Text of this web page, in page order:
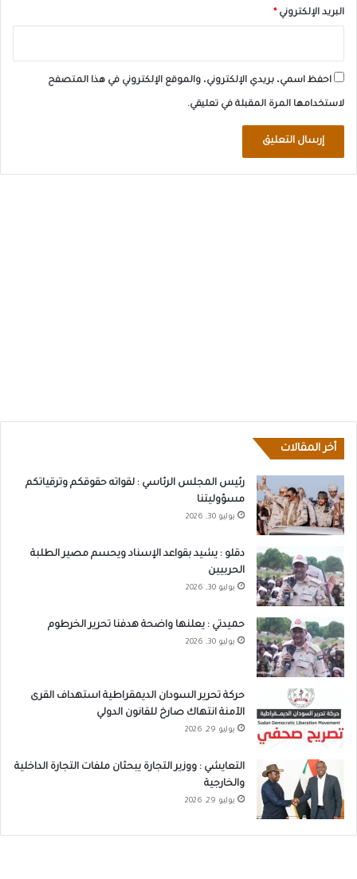
البريد الإلكتروني*
احفظ اسمي، بريدي الإلكتروني، والموقع الإلكتروني في هذا المتصفح
لاستخدامها المرة المقبلة في تعليقي.
أخر المقالات
رئيس المجلس الرئاسي : لقواته حقوقكم وترقياتكم
مسؤوليتنا
يوليو 30, 2026
دقلو : يشيد بقواعد الإسناد ويحسم مصير الطلبة
الحربيين
يوليو 30, 2026
حميدتي : يعلنها واضحة هدفنا تحرير الخرطوم
يوليو 30, 2026
حركة تحرير السودان الديمقراطية استهداف القرى
الآمنة انتهاك صارخ للقانون الدولي
يوليو 29, 2026
التعايشي : ووزير التجارة يبحثان ملفات التجارة الداخلية
والخارجية
يوليو 29, 2026